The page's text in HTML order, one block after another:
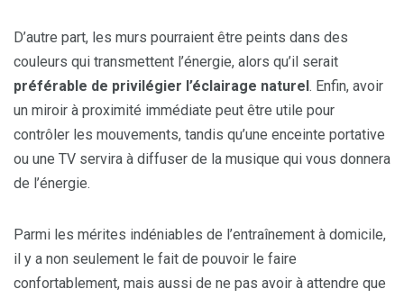
D’autre part, les murs pourraient être peints dans des
couleurs qui transmettent l’énergie, alors qu’il serait
préférable de privilégier l’éclairage naturel . Enfin, avoir
un miroir à proximité immédiate peut être utile pour
contrôler les mouvements, tandis qu’une enceinte portative
ou une TV servira à diffuser de la musique qui vous donnera
de l’énergie.
Parmi les mérites indéniables de l’entraînement à domicile,
il y a non seulement le fait de pouvoir le faire
confortablement, mais aussi de ne pas avoir à attendre que